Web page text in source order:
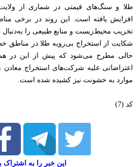
طلا و سنگ‌های قیمتی در شماری از
افزایش یافته است. این روند در برخی
تخریب محیط‌زیست و منابع طبیعی را
شکایت از استخراج بی‌رویه طلا در مناطق
حالی مطرح می‌شود که پیش از این در
اعتراضاتی علیه شرکت‌های استخراج معادن
موارد به خشونت نیز کشیده شده است.
کد (7)
این خبر را به اشتراک